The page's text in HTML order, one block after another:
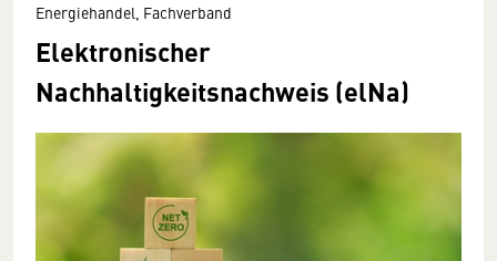
Energiehandel, Fachverband
Elektronischer
Nachhaltigkeitsnachweis (elNa)